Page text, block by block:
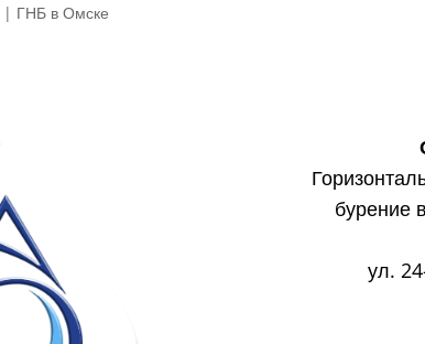
| ГНБ в Омске
бурение
ул.